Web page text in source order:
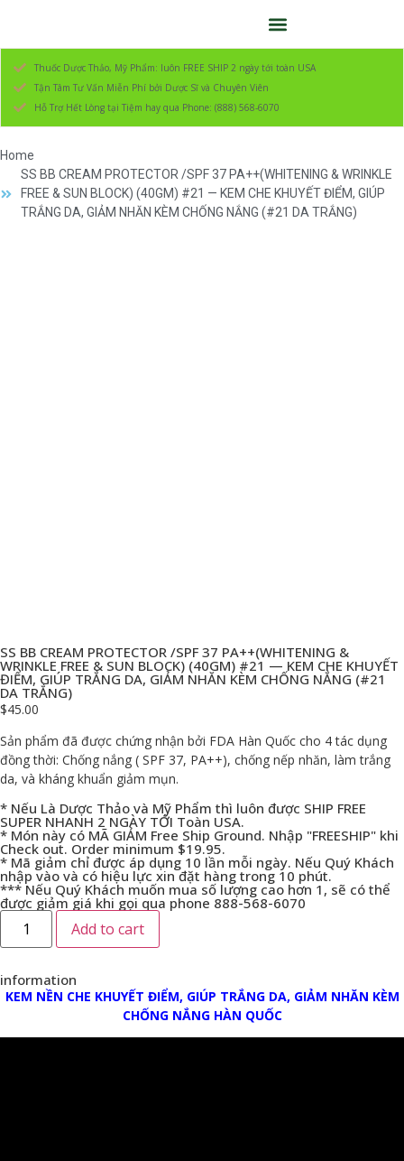
Thuốc Dược Thảo, Mỹ Phẩm: luôn FREE SHIP 2 ngày tới toàn USA
Tận Tâm Tư Vấn Miễn Phí bởi Dược Sĩ và Chuyên Viên
Hỗ Trợ Hết Lòng tại Tiệm hay qua Phone: (888) 568-6070
Home
SS BB CREAM PROTECTOR /SPF 37 PA++(WHITENING & WRINKLE
FREE & SUN BLOCK) (40GM) #21 — KEM CHE KHUYẾT ĐIỂM, GIÚP
TRẮNG DA, GIẢM NHĂN KÈM CHỐNG NẮNG (#21 DA TRẮNG)
SS BB CREAM PROTECTOR /SPF 37 PA++(WHITENING &
WRINKLE FREE & SUN BLOCK) (40GM) #21 — KEM CHE KHUYẾT
ĐIỂM, GIÚP TRẮNG DA, GIẢM NHĂN KÈM CHỐNG NẮNG (#21
DA TRẮNG)
$45.00
Sản phẩm đã được chứng nhận bởi FDA Hàn Quốc cho 4 tác dụng
đồng thời: Chống nắng ( SPF 37, PA++), chống nếp nhăn, làm trắng
da, và kháng khuẩn giảm mụn.
* Nếu Là Dược Thảo và Mỹ Phẩm thì luôn được SHIP FREE
SUPER NHANH 2 NGÀY TỚI Toàn USA.
* Món này có MÃ GIẢM Free Ship Ground. Nhập "FREESHIP" khi
Check out. Order minimum $19.95.
* Mã giảm chỉ được áp dụng 10 lần mỗi ngày. Nếu Quý Khách
nhập vào và có hiệu lực xin đặt hàng trong 10 phút.
*** Nếu Quý Khách muốn mua số lượng cao hơn 1, sẽ có thể
được giảm giá khi gọi qua phone 888-568-6070
Add to cart
information
KEM NỀN CHE KHUYẾT ĐIỂM, GIÚP TRẮNG DA, GIẢM NHĂN KÈM
CHỐNG NẮNG HÀN QUỐC